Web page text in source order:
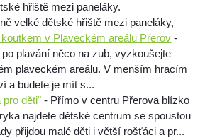
hřiště mezi paneláky.
velké dětské hřiště mezi paneláky,
v Plaveckém areálu Přerov -
plavání něco na zub, vyzkoušejte
plaveckém areálu. V menším hracím
a budete je mít s...
pro děti" - Přímo v centru Přerova blízko
najdete dětské centrum se spoustou
přijdou malé děti i větší rošťáci a pr...